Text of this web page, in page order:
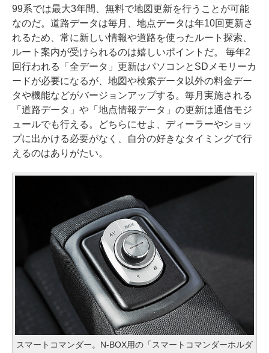
99系では最大3年間、無料で地図更新を行うことが可能
なのだ。道路データは毎月、地点データは年10回更新さ
れるため、常に新しい情報や道路を使ったルート探索、
ルート案内が受けられるのは嬉しいポイントだ。 毎年2
回行われる「全データ」更新はパソコンとSDメモリーカ
ードが必要になるが、地図や検索データ以外の料金デー
タや機能などがバージョンアップする。毎月実施される
「道路データ」や「地点情報データ」の更新は通信モジ
ュールでも行える。どちらにせよ、ディーラーやショッ
プに出かける必要がなく、自分の好きなタイミングで行
えるのはありがたい。
スマートコマンダー。N-BOX用の「スマートコマンダーホルダ